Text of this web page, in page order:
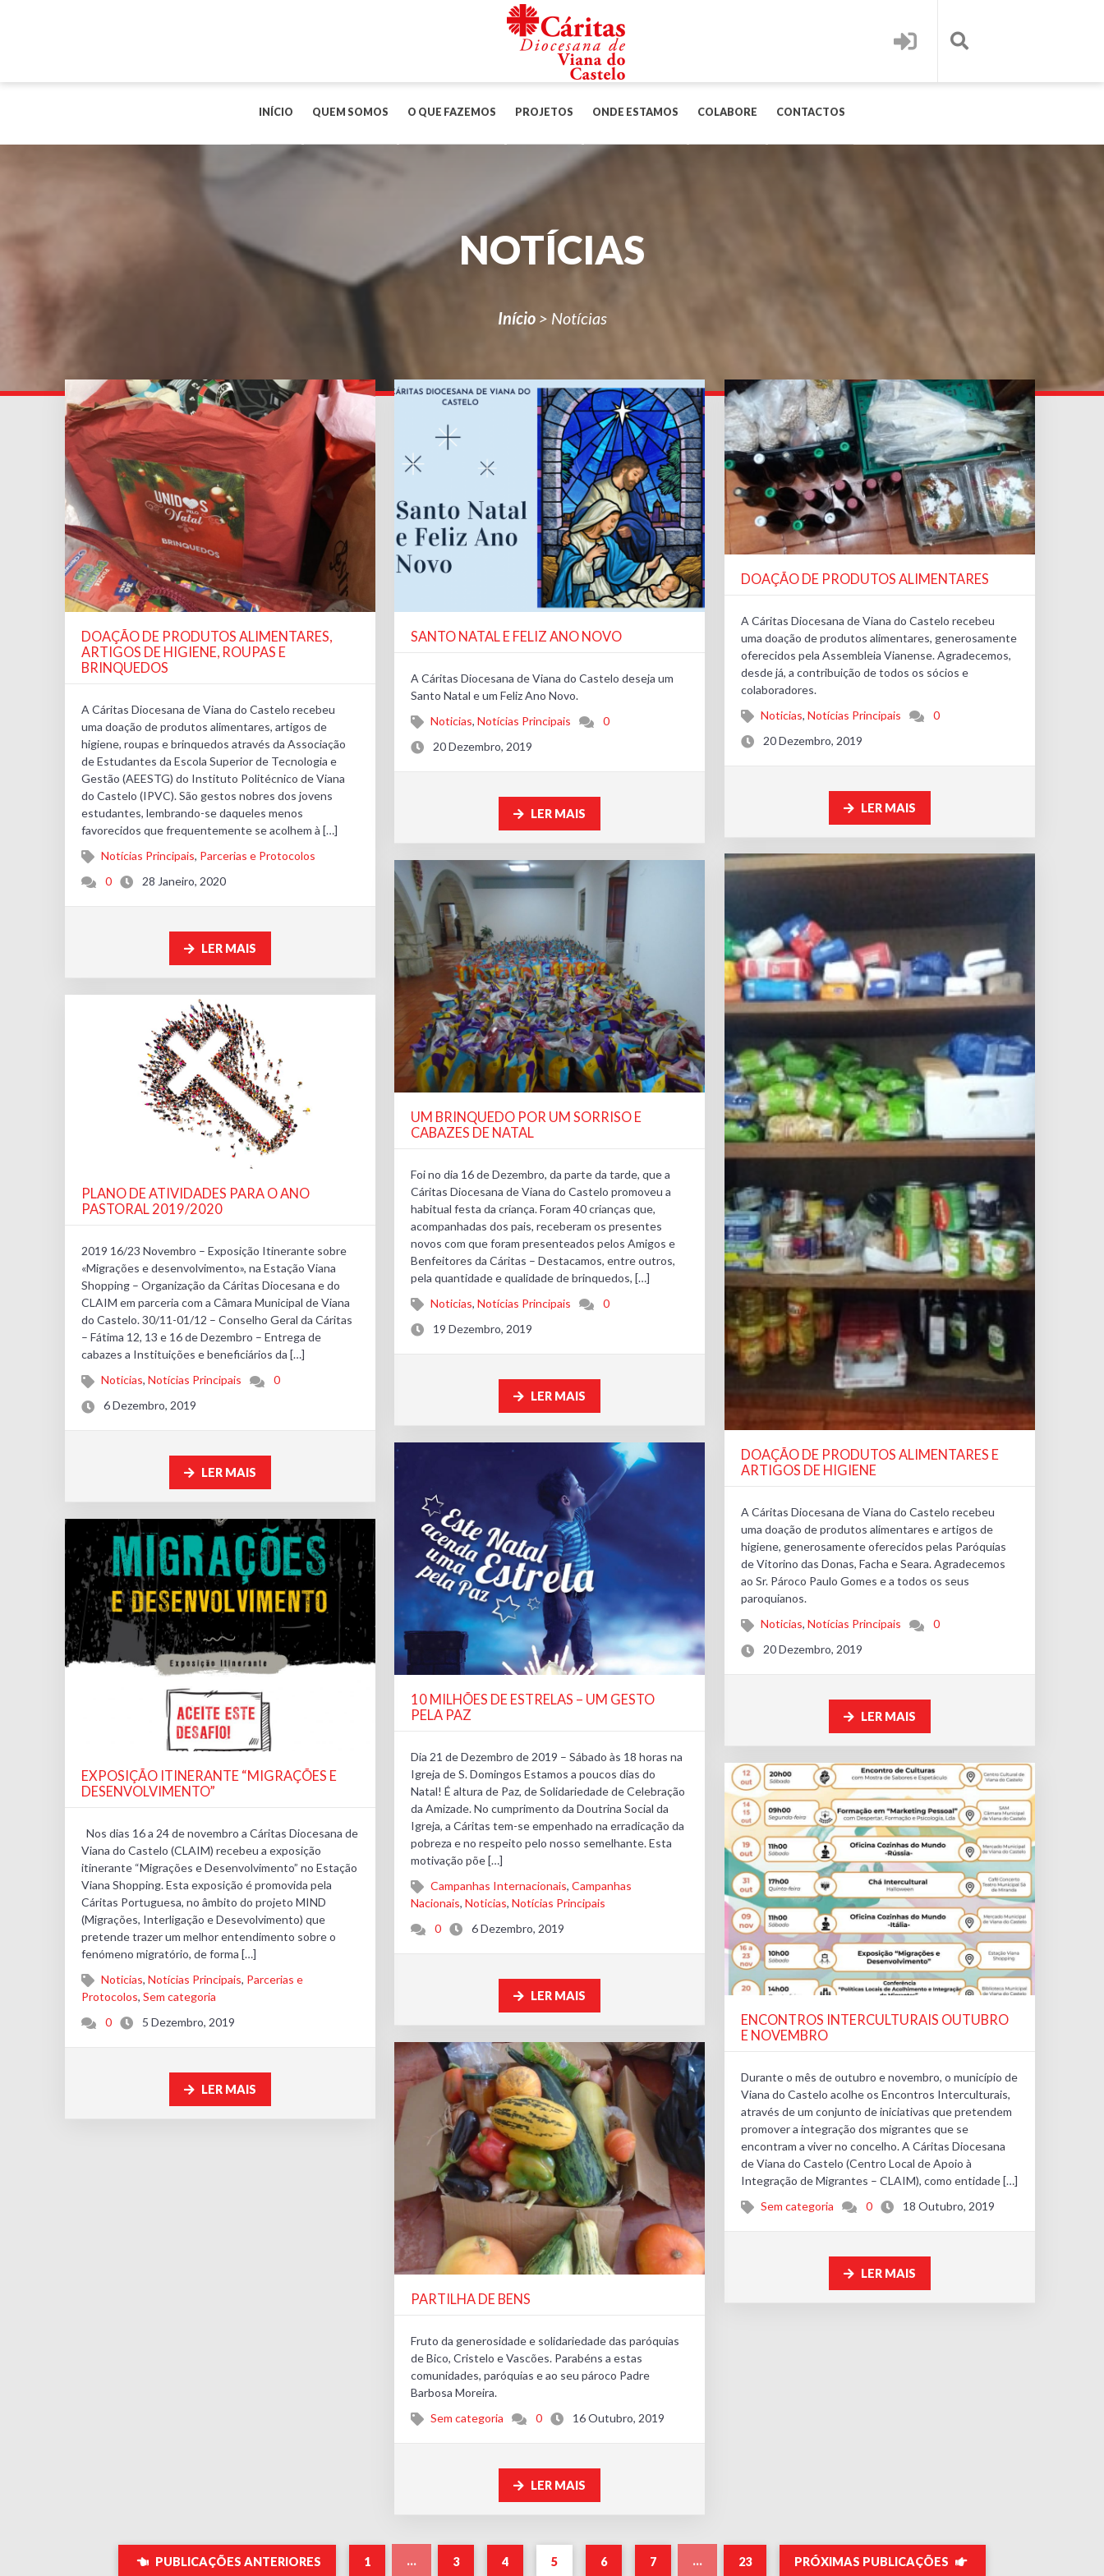
INÍCIO QUEM SOMOS O QUE FAZEMOS PROJETOS ONDE ESTAMOS COLABORE CONTACTOS
NOTÍCIAS
Início > Notícias
DOAÇÃO DE PRODUTOS ALIMENTARES,
ARTIGOS DE HIGIENE, ROUPAS E
BRINQUEDOS
A Cáritas Diocesana de Viana do Castelo recebeu
uma doação de produtos alimentares, artigos de
higiene, roupas e brinquedos através da Associação
de Estudantes da Escola Superior de Tecnologia e
Gestão (AEESTG) do Instituto Politécnico de Viana
do Castelo (IPVC). São gestos nobres dos jovens
estudantes, lembrando-se daqueles menos
favorecidos que frequentemente se acolhem à […]
Notícias Principais, Parcerias e Protocolos
0
28 Janeiro, 2020
LER MAIS
SANTO NATAL E FELIZ ANO NOVO
A Cáritas Diocesana de Viana do Castelo deseja um
Santo Natal e um Feliz Ano Novo.
Noticias,Notícias Principais
0
20 Dezembro, 2019
LER MAIS
DOAÇÃO DE PRODUTOS ALIMENTARES
A Cáritas Diocesana de Viana do Castelo recebeu
uma doação de produtos alimentares, generosamente
oferecidos pela Assembleia Vianense. Agradecemos,
desde já, a contribuição de todos os sócios e
colaboradores.
Noticias,Notícias Principais
0
20 Dezembro, 2019
LER MAIS
DOAÇÃO DE PRODUTOS ALIMENTARES E
ARTIGOS DE HIGIENE
A Cáritas Diocesana de Viana do Castelo recebeu
uma doação de produtos alimentares e artigos de
higiene, generosamente oferecidos pelas Paróquias
de Vitorino das Donas, Facha e Seara. Agradecemos
ao Sr. Pároco Paulo Gomes e a todos os seus
paroquianos.
Noticias,Notícias Principais
0
20 Dezembro, 2019
LER MAIS
UM BRINQUEDO POR UM SORRISO E
CABAZES DE NATAL
Foi no dia 16 de Dezembro, da parte da tarde, que a
Cáritas Diocesana de Viana do Castelo promoveu a
habitual festa da criança. Foram 40 crianças que,
acompanhadas dos pais, receberam os presentes
novos com que foram presenteados pelos Amigos e
Benfeitores da Cáritas – Destacamos, entre outros,
pela quantidade e qualidade de brinquedos, […]
Noticias,Notícias Principais
0
19 Dezembro, 2019
LER MAIS
PLANO DE ATIVIDADES PARA O ANO
PASTORAL 2019/2020
2019 16/23 Novembro – Exposição Itinerante sobre
«Migrações e desenvolvimento», na Estação Viana
Shopping – Organização da Cáritas Diocesana e do
CLAIM em parceria com a Câmara Municipal de Viana
do Castelo. 30/11-01/12 – Conselho Geral da Cáritas
– Fátima 12, 13 e 16 de Dezembro – Entrega de
cabazes a Instituições e beneficiários da […]
Noticias,Notícias Principais
0
6 Dezembro, 2019
LER MAIS
10 MILHÕES DE ESTRELAS – UM GESTO
PELA PAZ
Dia 21 de Dezembro de 2019 – Sábado às 18 horas na
Igreja de S. Domingos Estamos a poucos dias do
Natal! É altura de Paz, de Solidariedade de Celebração
da Amizade. No cumprimento da Doutrina Social da
Igreja, a Cáritas tem-se empenhado na erradicação da
pobreza e no respeito pelo nosso semelhante. Esta
motivação põe […]
Campanhas Internacionais,Campanhas
Nacionais,Noticias,Notícias Principais
0
6 Dezembro, 2019
LER MAIS
EXPOSIÇÃO ITINERANTE “MIGRAÇÕES E
DESENVOLVIMENTO”
Nos dias 16 a 24 de novembro a Cáritas Diocesana de
Viana do Castelo (CLAIM) recebeu a exposição
itinerante “Migrações e Desenvolvimento” no Estação
Viana Shopping. Esta exposição é promovida pela
Cáritas Portuguesa, no âmbito do projeto MIND
(Migrações, Interligação e Desevolvimento) que
pretende trazer um melhor entendimento sobre o
fenómeno migratório, de forma […]
Noticias,Notícias Principais, Parcerias e
Protocolos,Sem categoria
0
5 Dezembro, 2019
LER MAIS
ENCONTROS INTERCULTURAIS OUTUBRO
E NOVEMBRO
Durante o mês de outubro e novembro, o município de
Viana do Castelo acolhe os Encontros Interculturais,
através de um conjunto de iniciativas que pretendem
promover a integração dos migrantes que se
encontram a viver no concelho. A Cáritas Diocesana
de Viana do Castelo (Centro Local de Apoio à
Integração de Migrantes – CLAIM), como entidade […]
Sem categoria
0 18 Outubro, 2019
LER MAIS
PARTILHA DE BENS
Fruto da generosidade e solidariedade das paróquias
de Bico, Cristelo e Vascões. Parabéns a estas
comunidades, paróquias e ao seu pároco Padre
Barbosa Moreira.
Sem categoria
0 16 Outubro, 2019
LER MAIS
PUBLICAÇÕES ANTERIORES 1 ... 3 4 5 6 7 ... 23 PRÓXIMAS PUBLICAÇÕES